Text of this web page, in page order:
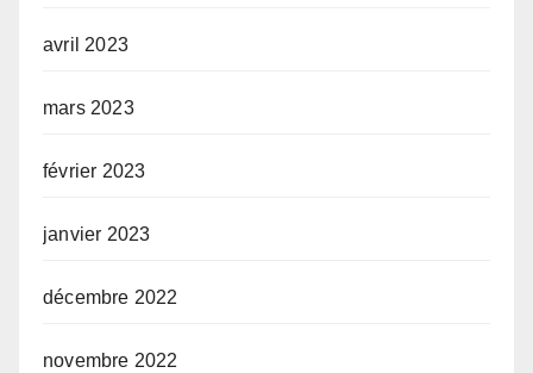
avril 2023
mars 2023
février 2023
janvier 2023
décembre 2022
novembre 2022